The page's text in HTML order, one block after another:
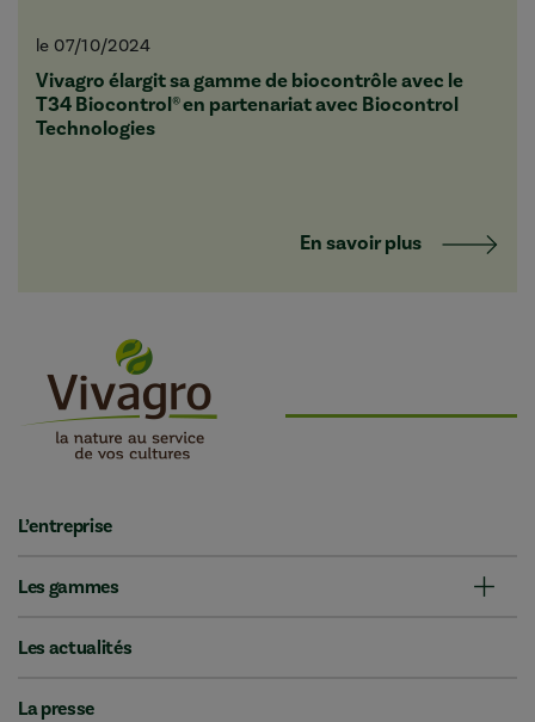
le 07/10/2024
Vivagro élargit sa gamme de biocontrôle avec le
T34 Biocontrol® en partenariat avec Biocontrol
Technologies
En savoir plus
L’entreprise
Les gammes
Les actualités
La presse